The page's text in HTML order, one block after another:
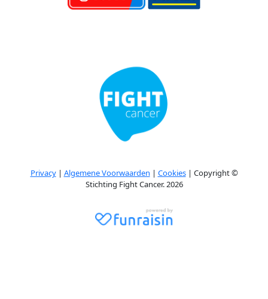
Privacy| Algemene Voorwaarden | Cookies| Copyright ©
Stichting Fight Cancer. 2026